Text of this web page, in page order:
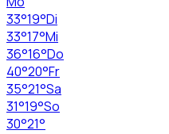
33°19°Di
33°17°Mi
36°16°Do
40°20°Fr
35°21°Sa
31°19°So
30°21°